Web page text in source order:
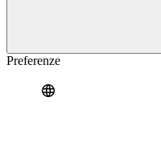
Preferenze